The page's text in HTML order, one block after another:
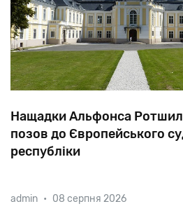
Нащадки Альфонса
позов до Європейського
республіки
Шілгержовіце на сході країни,
admin • 08 серпня 2026